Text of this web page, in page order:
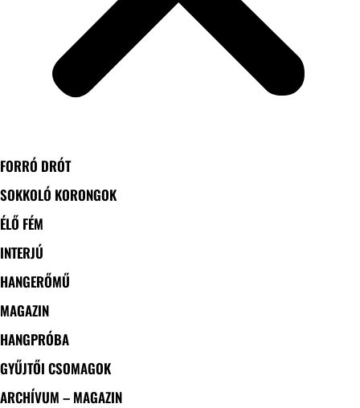
FORRÓ DRÓT
SOKKOLÓ KORONGOK
ÉLŐ FÉM
INTERJÚ
HANGERŐMŰ
MAGAZIN
HANGPRÓBA
GYŰJTŐI CSOMAGOK
ARCHÍVUM – MAGAZIN